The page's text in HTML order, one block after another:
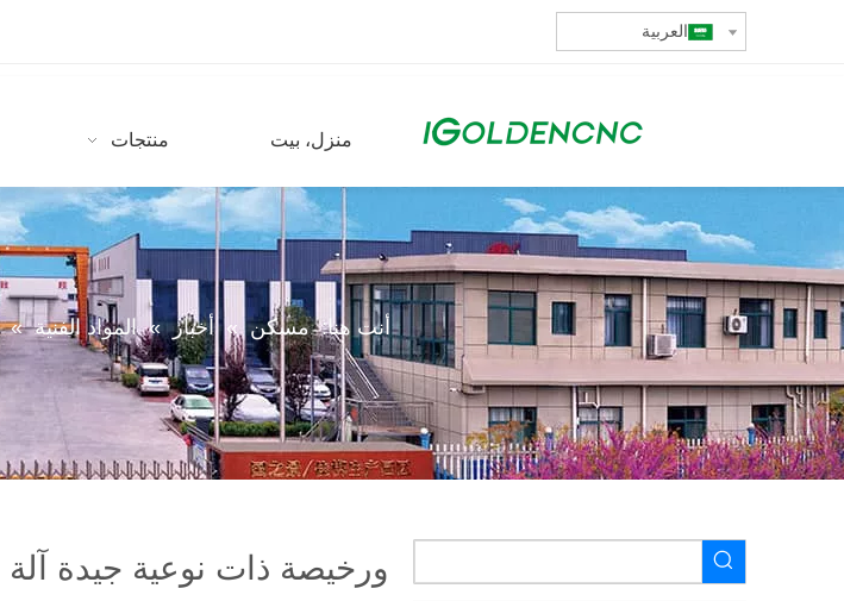
العربية
منزل، بيت منتجات
أنت هنا: مسكن » أخبار » المواد الفنية »
ورخيصة ذات نوعية جيدة آلة CNC ستون للرخام والجرانيت الصناعي شواهد